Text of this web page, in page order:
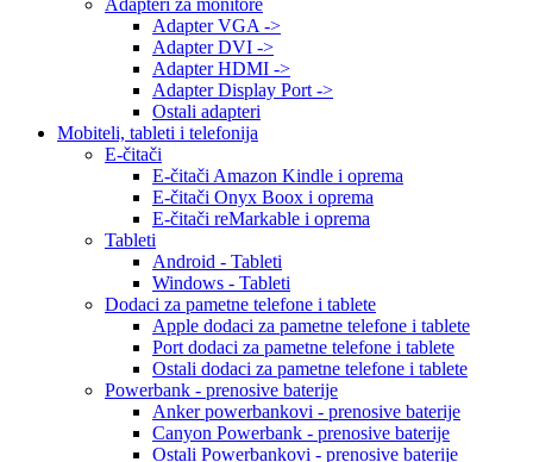
Adapteri za monitore
Adapter VGA ->
Adapter DVI ->
Adapter HDMI ->
Adapter Display Port ->
Ostali adapteri
Mobiteli, tableti i telefonija
E-čitači
E-čitači Amazon Kindle i oprema
E-čitači Onyx Boox i oprema
E-čitači reMarkable i oprema
Tableti
Android - Tableti
Windows - Tableti
Dodaci za pametne telefone i tablete
Apple dodaci za pametne telefone i tablete
Port dodaci za pametne telefone i tablete
Ostali dodaci za pametne telefone i tablete
Powerbank - prenosive baterije
Anker powerbankovi - prenosive baterije
Canyon Powerbank - prenosive baterije
Ostali Powerbankovi - prenosive baterije